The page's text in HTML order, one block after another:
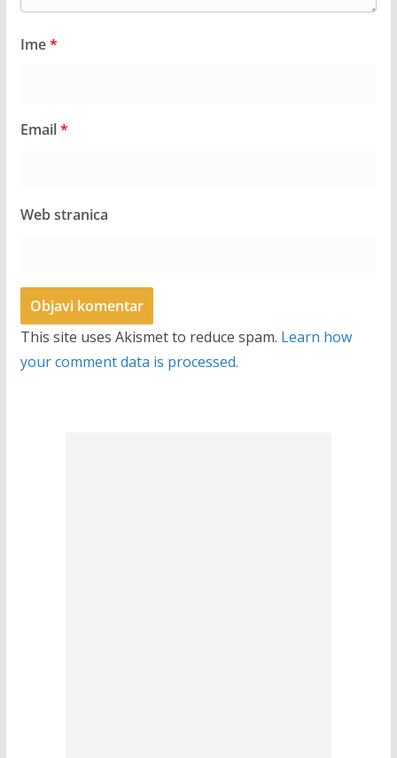
Ime*
Email*
Web stranica
This site uses Akismet to reduce spam. Learn how
your comment data is processed.